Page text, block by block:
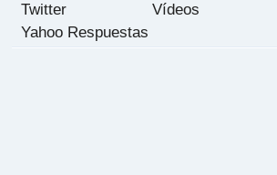
Twitter
Vídeos
Yahoo Respuestas